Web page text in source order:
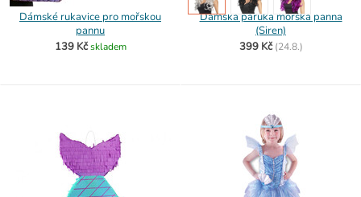
Dámské rukavice pro mořskou
pannu
139 Kč skladem
Dámská paruka mořská panna
(Siren)
399 Kč (24.8.)